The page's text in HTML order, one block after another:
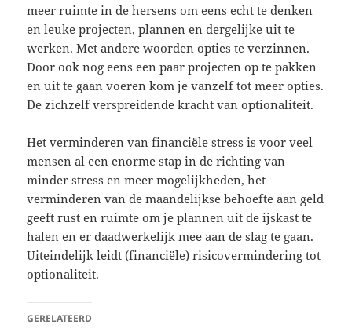
meer ruimte in de hersens om eens echt te denken
en leuke projecten, plannen en dergelijke uit te
werken. Met andere woorden opties te verzinnen.
Door ook nog eens een paar projecten op te pakken
en uit te gaan voeren kom je vanzelf tot meer opties.
De zichzelf verspreidende kracht van optionaliteit.
Het verminderen van financiële stress is voor veel
mensen al een enorme stap in de richting van
minder stress en meer mogelijkheden, het
verminderen van de maandelijkse behoefte aan geld
geeft rust en ruimte om je plannen uit de ijskast te
halen en er daadwerkelijk mee aan de slag te gaan.
Uiteindelijk leidt (financiële) risicovermindering tot
optionaliteit.
GERELATEERD